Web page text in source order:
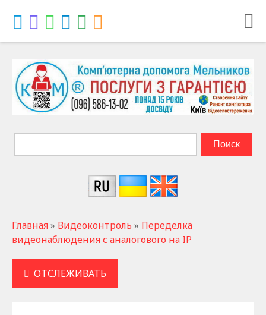
Главная» Видеоконтроль » Переделка
видеонаблюдения с аналогового на IP
ОТСЛЕЖИВАТЬ